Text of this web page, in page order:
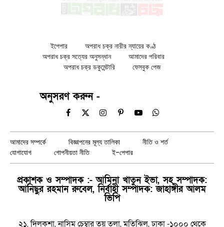
ইপেপার
অপরাধ চক্র নারীর ন্যায়ের কণ্ঠ
অপরাধ চক্র সত্যের অনুসন্ধান
আমাদের পরিবার
অপরাধ চক্র ডকুমেন্টারি
ফেসবুক পেজ
অনুসরণ করুন -
Facebook
X
InstagramPinterestYouTubeWhatsApp
আমাদের সম্পর্কে বিজ্ঞাপনের মূল্য তালিকা
নীতি ও শর্ত
যোগাযোগ
গোপনীয়তা নীতি ই-পেপার
প্রকাশক ও সম্পাদক :- আমিনা খাতুন ইভা, সহ সম্পাদক:
আনিছুর রহমান রুবেল, নির্বাহী সম্পাদক: জাহাঙ্গীর আলম
ভিপি
২১, দিলকুশা, নাসিম চেম্বার তয় তলা, মতিঝিল, ঢাকা -১০০০ থেকে